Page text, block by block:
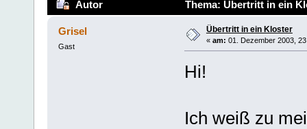
Autor Thema: Übertritt in ein
Grisel
Gast
Übertritt in ein Kloster
« am: 01. Dezember 2003,
Hi!
Ich weiß zu